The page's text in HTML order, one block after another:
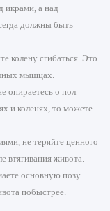
икрами, а над
должны быть
колену сгибаться. Это
мышцах.
опираетесь о пол
и коленях, то можете
не теряйте ценного
втягивания живота.
основную позу.
побыстрее.